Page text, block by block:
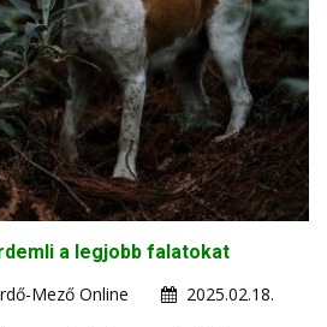
a legjobb falatokat
Mező Online
2025.02.18.